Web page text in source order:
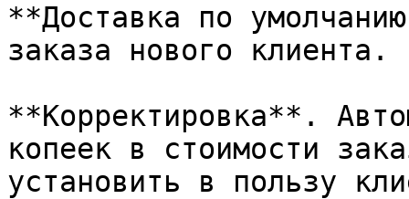
**Доставка по
заказа нового клиента.
**Корректировка**.
копеек в стоимости
установить в пользу